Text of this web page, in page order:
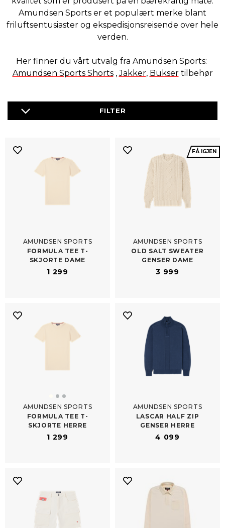
Amundsen Sports er et populært merke blant
friluftsentusiaster og ekspedisjonsreisende over hele
verden.
Her finner du vårt utvalg fra Amundsen Sports:
Amundsen Sports Shorts,Jakker, Buksertilbehør
AMUNDSEN SPORTS
FORMULA TEE T-​
SKJORTE DAME
1 299
FÅ IGJEN
AMUNDSEN SPORTS
OLD SALT SWEATER
GENSER DAME
3 999
AMUNDSEN SPORTS
FORMULA TEE T-​
SKJORTE HERRE
1 299
AMUNDSEN SPORTS
LASCAR HALF ZIP
GENSER HERRE
4 099